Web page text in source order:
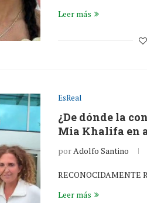
Leer más
EsReal
¿De dónde la
Mia Khalifa en
porAdolfo Santino
RECONOCIDAMENTE
Leer más